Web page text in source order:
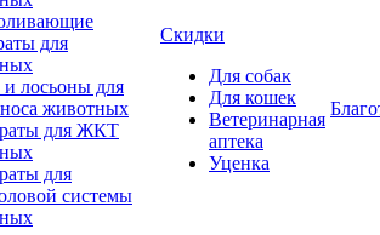
для
лосьоны для
носа животных
для ЖКТ
для
системы
Скидки
Для собак
Для кошек
Ветеринарная
аптека
Уценка